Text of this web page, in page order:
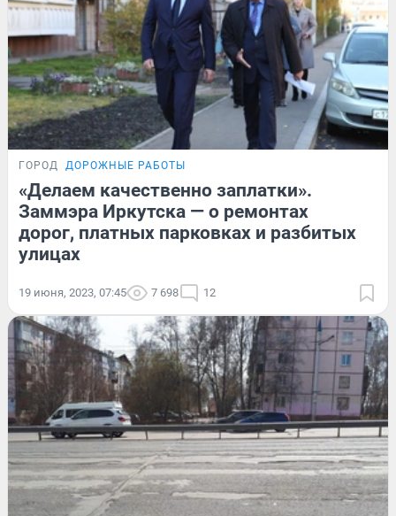
ГОРОД ДОРОЖНЫЕ РАБОТЫ
«Делаем качественно заплатки».
Заммэра Иркутска — о ремонтах
дорог, платных парковках и разбитых
улицах
19 июня, 2023, 07:45 7 698 12